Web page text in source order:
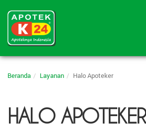
Beranda Layanan Halo Apoteker
HALO APOTEKER